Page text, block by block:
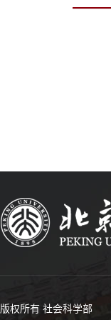
版权所有 社会科学部